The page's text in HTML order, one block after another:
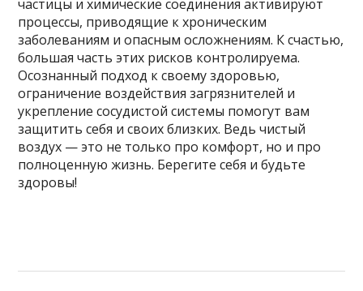
частицы и химические соединения активируют
процессы, приводящие к хроническим
заболеваниям и опасным осложнениям. К счастью,
большая часть этих рисков контролируема.
Осознанный подход к своему здоровью,
ограничение воздействия загрязнителей и
укрепление сосудистой системы помогут вам
защитить себя и своих близких. Ведь чистый
воздух — это не только про комфорт, но и про
полноценную жизнь. Берегите себя и будьте
здоровы!